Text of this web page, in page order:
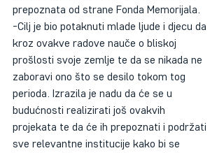
prepoznata od strane Fonda Memorijala.
-Cilj je bio potaknuti mlade ljude i djecu da
kroz ovakve radove nauče o bliskoj
prošlosti svoje zemlje te da se nikada ne
zaboravi ono što se desilo tokom tog
perioda. Izrazila je nadu da će se u
budućnosti realizirati još ovakvih
projekata te da će ih prepoznati i podržati
sve relevantne institucije kako bi se